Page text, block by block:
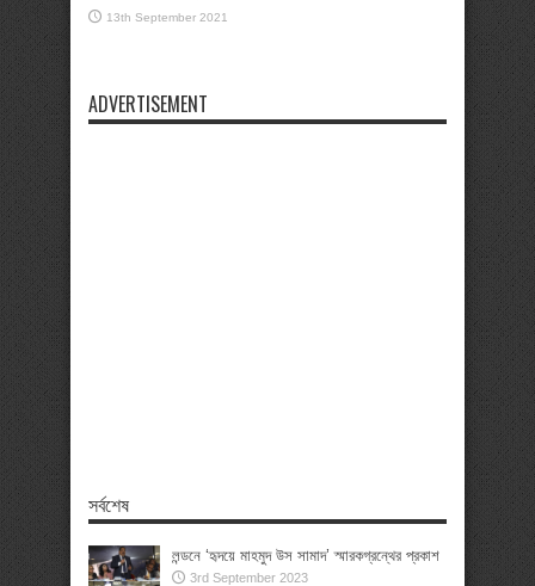
13th September 2021
ADVERTISEMENT
সর্বশেষ
লন্ডনে ‘হৃদয়ে মাহমুদ উস সামাদ’ স্মারকগ্রন্থের প্রকাশ
3rd September 2023